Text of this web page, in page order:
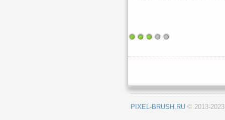
PIXEL-BRUSH.RU © 2013-